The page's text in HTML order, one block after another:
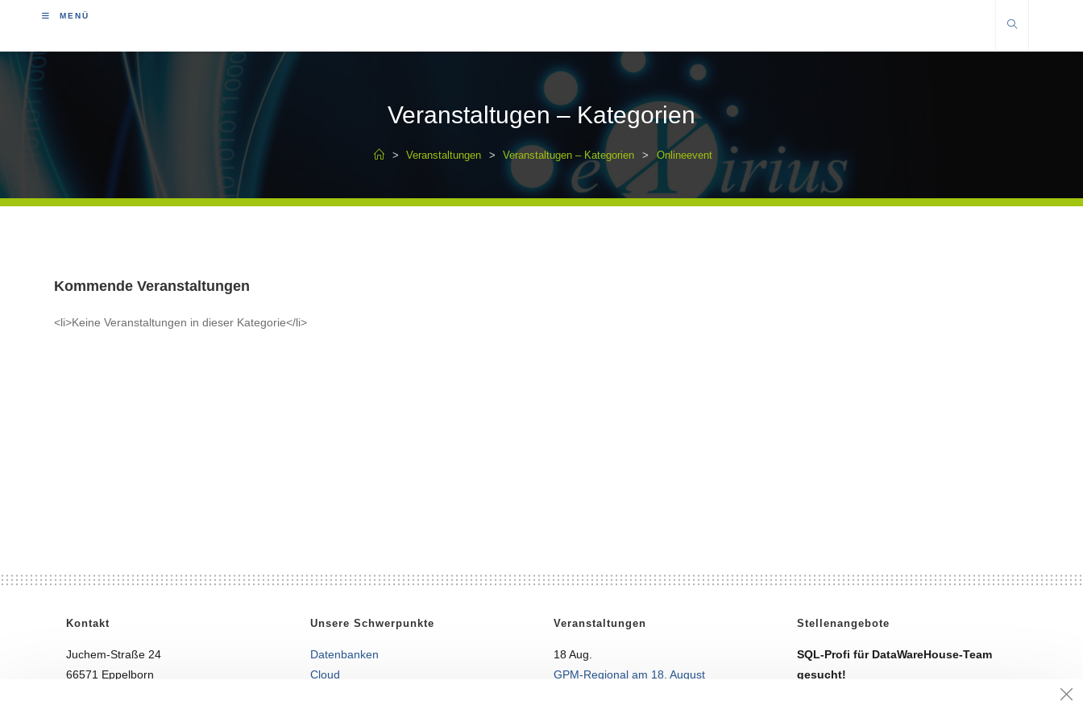
MENÜ
Veranstaltugen – Kategorien
> Veranstaltungen > Veranstaltugen – Kategorien > Onlineevent
Kommende Veranstaltungen
<li>Keine Veranstaltungen in dieser Kategorie</li>
Kontakt
Juchem-Straße 24
66571 Eppelborn
Unsere Schwerpunkte
Datenbanken
Cloud
Veranstaltungen
18Aug.
GPM-Regional am 18. August
Stellenangebote
SQL-Profi für DataWareHouse-Team
gesucht!